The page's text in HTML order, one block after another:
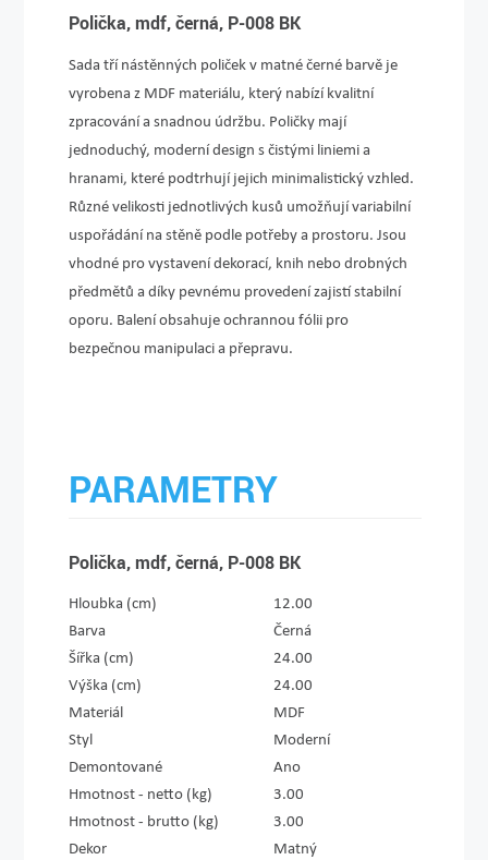
Polička, mdf, černá, P-008 BK
Sada tří nástěnných poliček v matné černé barvě je
vyrobena z MDF materiálu, který nabízí kvalitní
zpracování a snadnou údržbu. Poličky mají
jednoduchý, moderní design s čistými liniemi a
hranami, které podtrhují jejich minimalistický vzhled.
Různé velikosti jednotlivých kusů umožňují variabilní
uspořádání na stěně podle potřeby a prostoru. Jsou
vhodné pro vystavení dekorací, knih nebo drobných
předmětů a díky pevnému provedení zajistí stabilní
oporu. Balení obsahuje ochrannou fólii pro
bezpečnou manipulaci a přepravu.
PARAMETRY
Polička, mdf, černá, P-008 BK
Hloubka (cm)
12.00
Barva
Černá
Šířka (cm)
24.00
Výška (cm)
24.00
Materiál
MDF
Styl
Moderní
Demontované
Ano
Hmotnost - netto (kg)
3.00
Hmotnost - brutto (kg)
3.00
Dekor
Matný